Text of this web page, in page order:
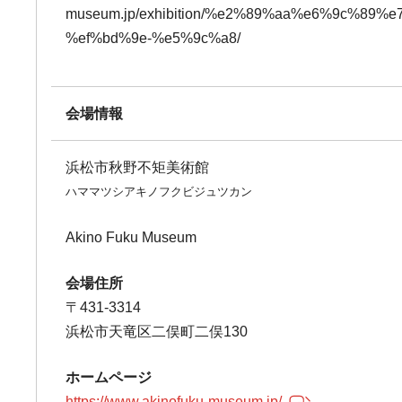
museum.jp/exhibition/
%ef%bd%9e-%e5%9c%a8/
会場情報
浜松市秋野不矩美術館
ハママツシアキノフクビジュツカン
Akino Fuku Museum
会場住所
〒431-3314
浜松市天竜区二俣町二俣130
ホームページ